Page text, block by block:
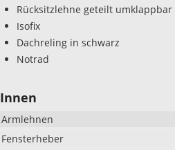
Rücksitzlehne geteilt umklappbar
Isofix
Dachreling in schwarz
Notrad
Innen
Armlehnen
Fensterheber